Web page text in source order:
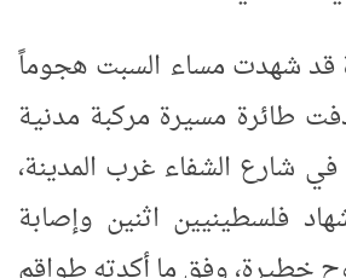
قد شهدت مساء السبت هجوماً
طائرة مسيرة مركبة مدنية
في شارع الشفاء غرب المدينة،
فلسطينيين اثنين وإصابة